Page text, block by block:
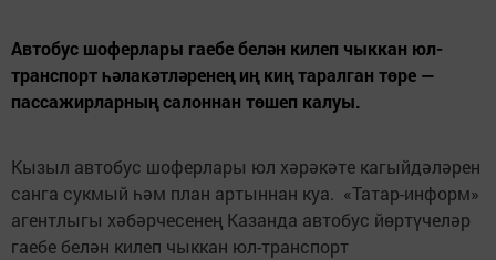
Автобус шоферлары гаебе белән килеп чыккан юл-
транспорт һәлакәтләренең иң киң таралган төре —
пассажирларның салоннан төшеп калуы.
Кызыл автобус шоферлары юл хәрәкәте кагыйдәләрен
санга сукмый һәм план артыннан куа. «Татар-информ»
агентлыгы хәбәрчесенең Казанда автобус йөртүчеләр
гаебе белән килеп чыккан юл-транспорт